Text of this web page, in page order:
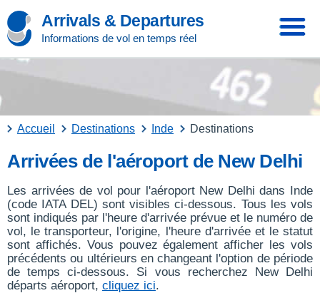
Arrivals & Departures
Informations de vol en temps réel
Accueil Destinations Inde Destinations
Arrivées de l'aéroport de New Delhi
Les arrivées de vol pour l'aéroport New Delhi dans Inde
(code IATA DEL) sont visibles ci-dessous. Tous les vols
sont indiqués par l'heure d'arrivée prévue et le numéro de
vol, le transporteur, l'origine, l'heure d'arrivée et le statut
sont affichés. Vous pouvez également afficher les vols
précédents ou ultérieurs en changeant l'option de période
de temps ci-dessous. Si vous recherchez New Delhi
départs aéroport, cliquez ici.